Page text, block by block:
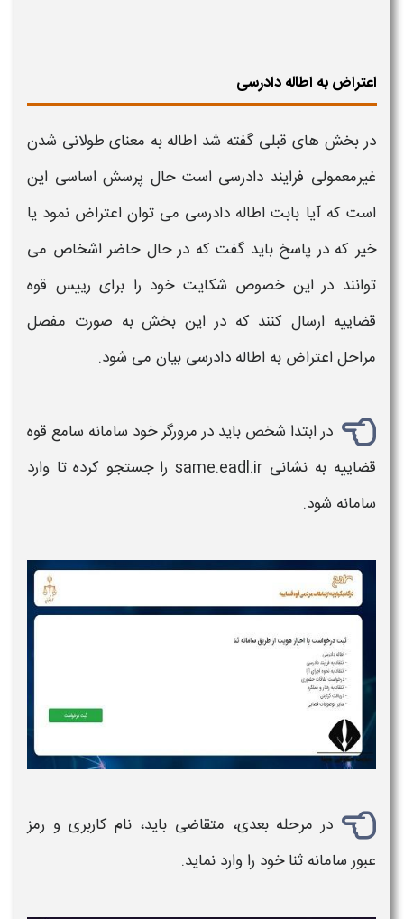
اعتراض به اطاله دادرسی
در بخش های قبلی گفته شد اطاله به معنای طولانی شدن
غیرمعمولی فرایند دادرسی است حال پرسش اساسی این
است که آيا بابت اطاله دادرسی می توان اعتراض نمود یا
خیر که در پاسخ باید گفت که در حال حاضر اشخاص می
توانند در این خصوص شکایت خود را برای رییس قوه
قضاییه ارسال کنند که در این بخش به صورت مفصل
مراحلاعتراض به اطاله دادرسی بیان می شود.
در ابتدا شخص باید در مرورگر خود سامانه سامع قوه
قضاییه به نشانی same.eadl.ir را جستجو کرده تا وارد
سامانه شود.
در مرحله بعدی، متقاضی باید، نام کاربری و رمز
عبور سامانه ثنا خود را وارد نماید.